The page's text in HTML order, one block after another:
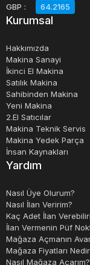
GBP : 64.2165
Kurumsal
Hakkımızda
Makina Sanayi
İkinci El Makina
Satılık Makina
Sahibinden Makina
Yeni Makina
2.El Satıcılar
Makina Teknik Servis
Makina Yedek Parça
İnsan Kaynakları
Yardım
Nasıl Üye Olurum?
Nasıl İlan Veririm?
Kaç Adet İlan
İlan Vermenin Püf
Mağaza Açmanın
Mağaza Fiyatları
Nasıl Mağaza Açarım?